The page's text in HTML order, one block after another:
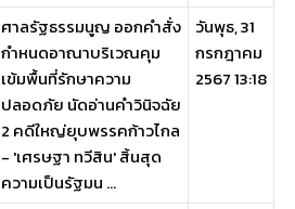
ศาลรัฐธรรมนูญ ออกคำสั่ง
กำหนดอาณาบริเวณคุม
เข้มพื้นที่รักษาความ
ปลอดภัย นัดอ่านคำวินิจฉัย
2 คดีใหญ่ยุบพรรคก้าวไกล
- 'เศรษฐา ทวีสิน' สิ้นสุด
ความเป็นรัฐมน ...
วันพุธ, 31
กรกฎาคม
2567 13:18